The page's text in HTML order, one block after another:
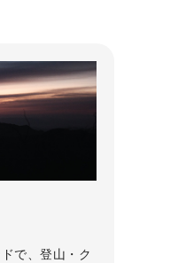
で、登山・ク